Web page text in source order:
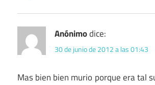
Anónimodice:
30 de junio de 2012 a las 01:43
Mas bien bien murio porque era tal